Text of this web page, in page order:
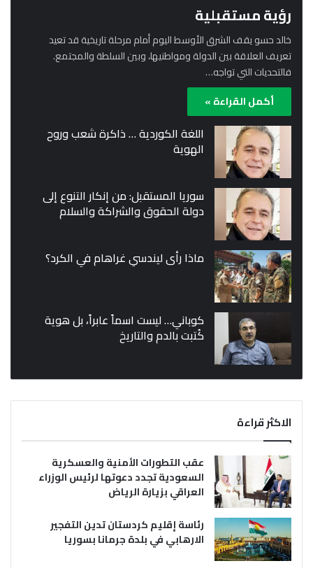
رؤية مستقبلية
خالد حسو يقف الشرق الأوسط اليوم أمام مرحلة تاريخية قد تعيد
تعريف العلاقة بين الدولة ومواطنيها، وبين السلطة والمجتمع.
فالتحديات التي تواجه…
أكمل القراءة »
اللغة الكوردية … ذاكرة شعب وروح
الهوية
سوريا المستقبل: من إنكار التنوع إلى
دولة الحقوق والشراكة والسلام
ماذا رأى ليندسي غراهام في الكرد؟
كوباني… ليست اسماً عابراً، بل هوية
كُتبت بالدم والتاريخ
الاكثر قراءة
عقب التطورات الأمنية والعسكرية
السعودية تجدد دعوتها لرئيس الوزراء
العراقي بزيارة الرياض
رئاسة إقليم كردستان تدين التفجير
الارهابي في بلدة جرمانا بسوريا